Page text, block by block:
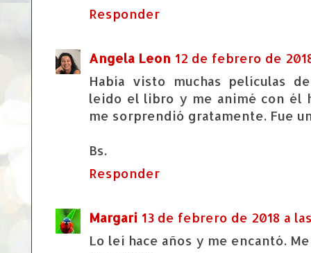
Responder
Angela Leon 12 de febrero de
Había visto muchas películas
leido el libro y me animé con él
me sorprendió gratamente. Fue
Bs.
Responder
Margari 13 de febrero de 2018 a
Lo leí hace años y me encantó.